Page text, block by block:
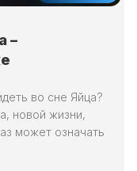
–
во сне Яйца?
новой жизни,
может означать